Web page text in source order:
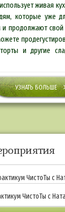
живая
которые уже
и продолжают
и другие
УЗНАТЬ БОЛЬШЕ
26.04.2023 Практикум
31.03.2023 Практикум